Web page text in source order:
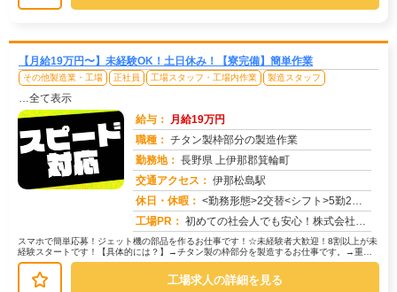
【月給19万円〜】未経験OK！土日休み！【寮完備】簡単作業
その他製造業・工場 正社員 工場スタッフ・工場内作業 製造スタッフ
…全て表示
給与： 月給19万円
職種： チタン製枠部分の製造作業
勤務地： 長野県 上伊那郡箕輪町
交通アクセス： 伊那松島駅
休日・休暇： <勤務形態>2交替<シフト>5勤2休<休日>土日
工場PR： 初めての社会人でも安心！株式会社京栄センターで新しい一歩を踏み出しませんか？☆家具付き寮で、鞄一つで生活スタートO...
スマホで簡単応募！ジェット機の部品を作るお仕事です！☆未経験者大歓迎！8割以上が未
経験スタートです！【具体的には？】→チタン製の枠部分を製造するお仕事です。→重い
ものを持つ作業や危険な作業は機械...
工場求人の詳細を見る